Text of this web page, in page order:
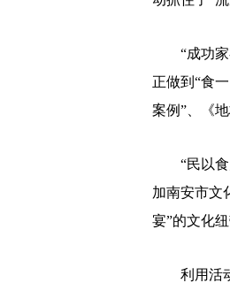
“成功家
正做到“食
案例”、《
“民以食为
加南安市文
宴”的文化纽
利用活动